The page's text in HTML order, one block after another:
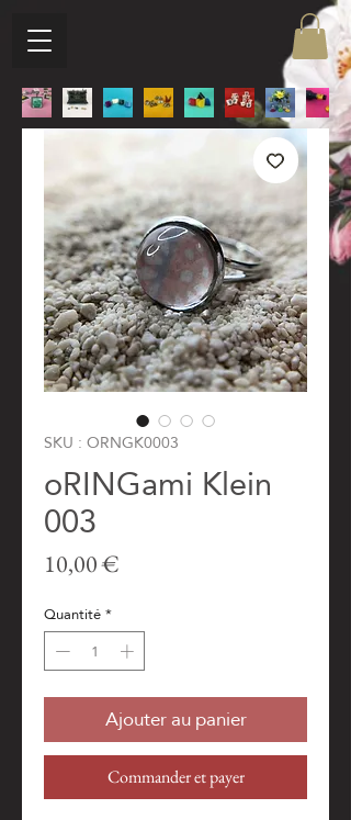
SKU : ORNGK0003
oRINGami Klein
003
10,00 €
Quantité*
Ajouter au panier
Commander et payer